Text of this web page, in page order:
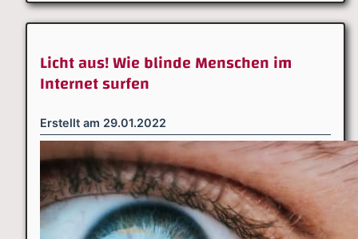
Licht aus! Wie blinde Menschen im
Internet surfen
Erstellt am 29.01.2022